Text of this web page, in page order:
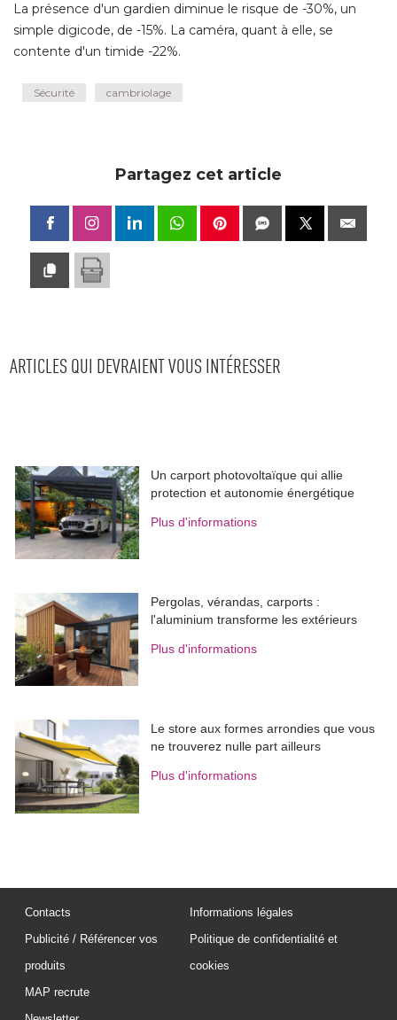
La présence d'un gardien diminue le risque de -30%, un
simple digicode, de -15%. La caméra, quant à elle, se
contente d'un timide -22%.
Sécurité cambriolage
Partagez cet article
ARTICLES QUI DEVRAIENT VOUS INTÉRESSER
Un carport photovoltaïque qui allie
protection et autonomie énergétique
Plus d'informations
Pergolas, vérandas, carports :
l'aluminium transforme les extérieurs
Plus d'informations
Le store aux formes arrondies que vous
ne trouverez nulle part ailleurs
Plus d'informations
Contacts
Publicité / Référencer vos
produits
MAP recrute
Informations légales
Politique de confidentialité et
cookies